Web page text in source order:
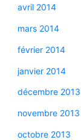
avril 2014
mars 2014
février 2014
janvier 2014
décembre 2013
novembre 2013
octobre 2013